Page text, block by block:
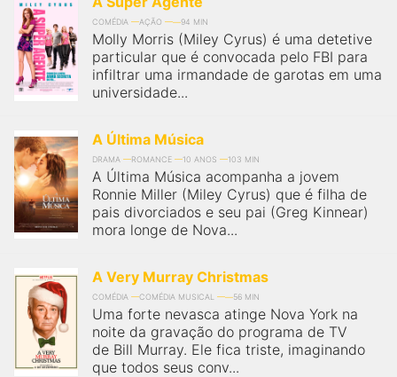
COMÉDIA AÇÃO 94 MIN
Molly Morris (Miley Cyrus) é uma detetive
particular que é convocada pelo FBI para
infiltrar uma irmandade de garotas em uma
universidade...
A Última Música
DRAMA ROMANCE 10 ANOS 103 MIN
A Última Música acompanha a jovem
Ronnie Miller (Miley Cyrus) que é filha de
pais divorciados e seu pai (Greg Kinnear)
mora longe de Nova...
A Very Murray Christmas
COMÉDIA COMÉDIA MUSICAL 56 MIN
Uma forte nevasca atinge Nova York na
noite da gravação do programa de TV
de Bill Murray. Ele fica triste, imaginando
que todos seus conv...